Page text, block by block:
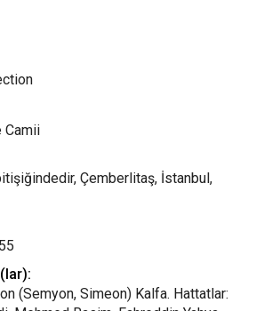
Camii
Çemberlitaş, İstanbul,
(Semyon, Simeon) Kalfa. Hattatlar: